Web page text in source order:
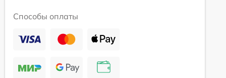
Способы оплаты